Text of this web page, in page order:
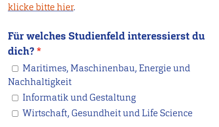
klicke bitte hier.
Für welches Studienfeld interessierst du
dich?
Maritimes, Maschinenbau, Energie und
Nachhaltigkeit
Informatik und Gestaltung
Wirtschaft, Gesundheit und Life Science